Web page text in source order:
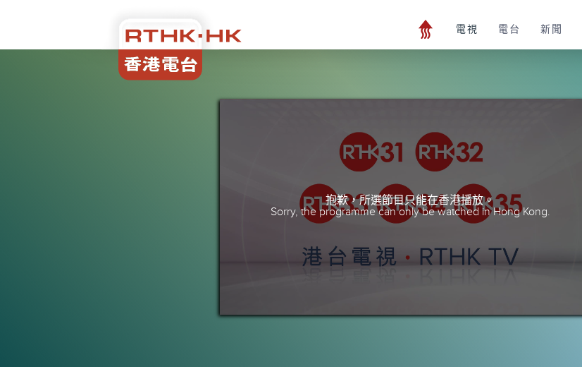
電視 電台 新聞
抱歉，所選節目只能在香港播放。
Sorry, the programme can only be watched in Hong Kong.